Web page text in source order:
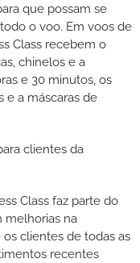
que possam se
o voo. Em voos de
Class recebem o
chinelos e a
e 30 minutos, os
a máscaras de
Class faz parte do
melhorias na
clientes de todas as
recentes